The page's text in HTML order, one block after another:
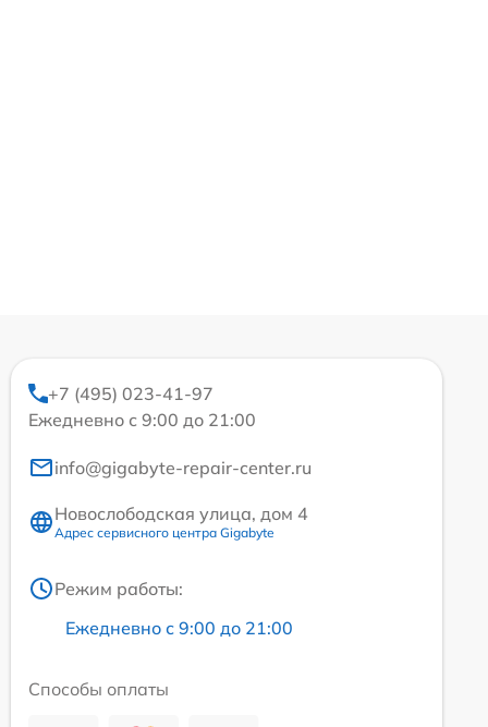
+7 (495) 023-41-97
Ежедневно с 9:00 до 21:00
info@gigabyte-repair-center.ru
Новослободская улица, дом 4
Адрес сервисного центра Gigabyte
Режим работы:
Ежедневно с 9:00 до 21:00
Способы оплаты